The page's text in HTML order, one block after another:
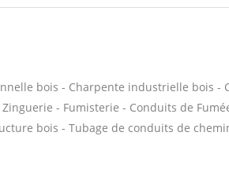
bois - Charpente industrielle bois -
- Fumisterie - Conduits de
bois - Tubage de conduits de